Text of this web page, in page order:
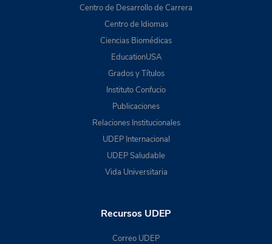
Centro de Desarrollo de Carrera
Centro de Idiomas
Ciencias Biomédicas
EducationUSA
Grados y Títulos
Instituto Confucio
Publicaciones
Relaciones Institucionales
UDEP Internacional
UDEP Saludable
Vida Universitaria
Recursos UDEP
Correo UDEP